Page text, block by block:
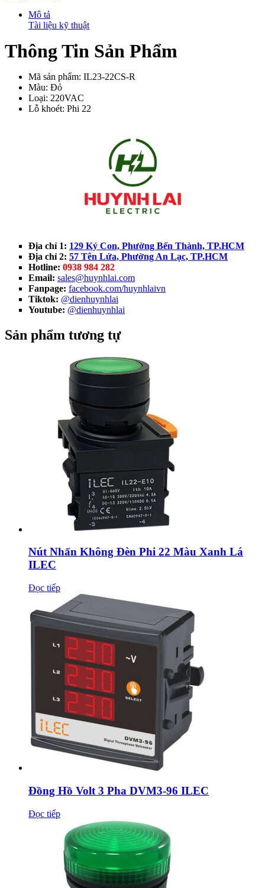
Mô tả
Tài liệu kỹ thuật
Thông Tin Sản Phẩm
Mã sản phẩm: IL23-22CS-R
Màu: Đỏ
Loại: 220VAC
Lỗ khoét: Phi 22
Địa chỉ 1: 129 Ký Con, Phường Bến Thành, TP.HCM
Địa chỉ 2: 57 Tên Lửa, Phường An Lạc, TP.HCM
Hotline: 0938 984 282
Email: sales@huynhlai.com
Fanpage: facebook.com/huynhlaivn
Tiktok: @dienhuynhlai
Youtube: @dienhuynhlai
Sản phẩm tương tự
Nút Nhấn Không Đèn Phi 22 Màu Xanh Lá
ILEC
Đọc tiếp
Đồng Hồ Volt 3 Pha DVM3-96 ILEC
Đọc tiếp